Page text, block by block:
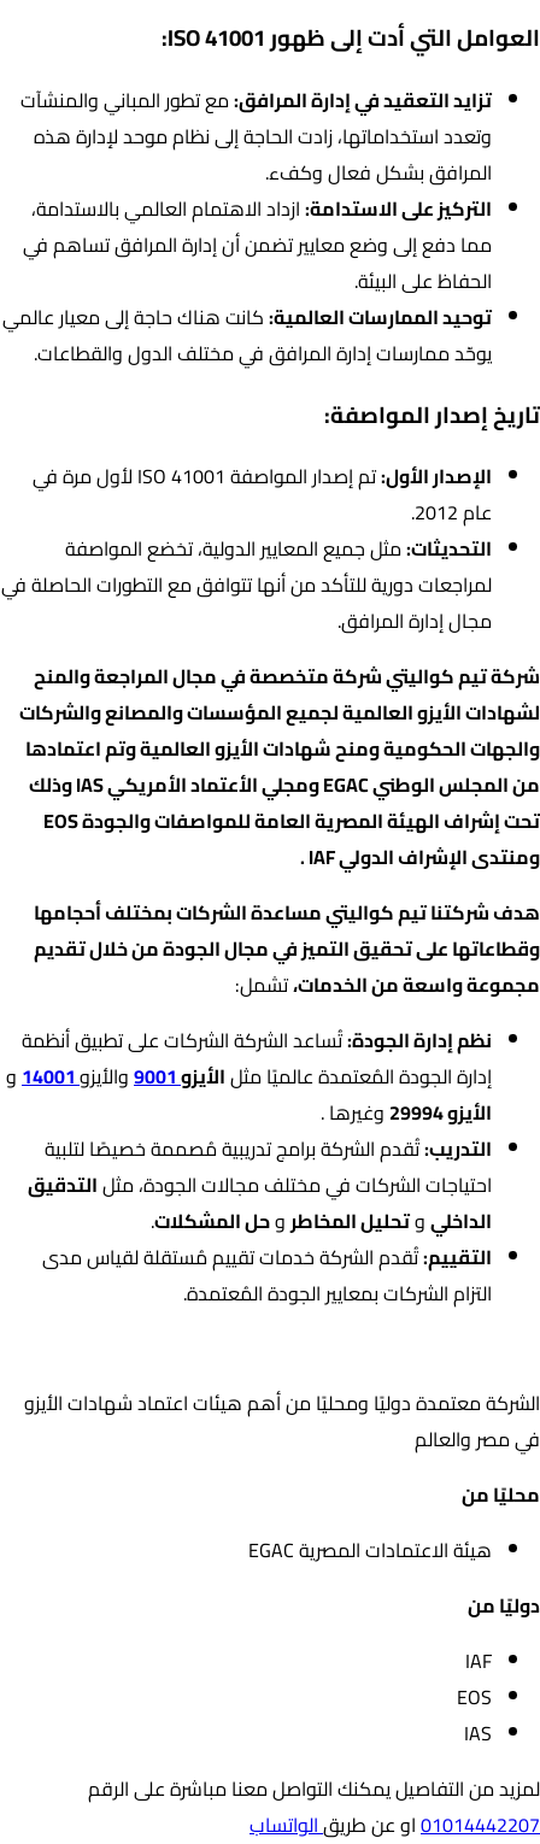
العوامل التي أدت إلى ظهور ISO 41001:
تزايد التعقيد في إدارة المرافق:مع تطور المباني والمنشآت
وتعدد استخداماتها، زادت الحاجة إلى نظام موحد لإدارة هذه
المرافق بشكل فعال وكفء.
التركيز على الاستدامة:ازداد الاهتمام العالمي بالاستدامة،
مما دفع إلى وضع معايير تضمن أن إدارة المرافق تساهم في
الحفاظ على البيئة.
توحيد الممارسات العالمية:كانت هناك حاجة إلى معيار عالمي
يوحّد ممارسات إدارة المرافق في مختلف الدول والقطاعات.
تاريخ إصدار المواصفة:
الإصدار الأول:
تم إصدار المواصفة ISO 41001 لأول مرة في
عام 2012.
التحديثات:مثل جميع المعايير الدولية، تخضع المواصفة
لمراجعات دورية للتأكد من أنها تتوافق مع التطورات الحاصلة في
مجال إدارة المرافق.
شركة تيم كواليتي شركة متخصصة في مجال المراجعة والمنح
لشهادات الأيزو العالمية لجميع المؤسسات والمصانع والشركات
والجهات الحكومية ومنح شهادات الأيزو العالمية وتم اعتمادها
من المجلس الوطني EGAC ومجلي الأعتماد الأمريكي IAS وذلك
تحت إشراف الهيئة المصرية العامة للمواصفات والجودة EOS
ومنتدى الإشراف الدولي IAF .
هدف شركتنا تيم كواليتي مساعدة الشركات بمختلف أحجامها
وقطاعاتها على تحقيق التميز في مجال الجودة من خلال تقديم
مجموعة واسعة من الخدمات،تشمل:
نظم إدارة الجودة:تُساعد الشركة الشركات على تطبيق أنظمة
إدارة الجودة المُعتمدة عالميًا مثلالأيزو9001والأيزو14001و
الأيزو 29994
وغيرها .
التدريب:تُقدم الشركة برامج تدريبية مُصممة خصيصًا لتلبية
احتياجات الشركات في مختلف مجالات الجودة، مثلالتدقيق
الداخليوتحليل المخاطروحل المشكلات.
التقييم:تُقدم الشركة خدمات تقييم مُستقلة لقياس مدى
التزام الشركات بمعايير الجودة المُعتمدة.
الشركة معتمدة دوليًا ومحليًا من أهم هيئات اعتماد شهادات الأيزو
في مصر والعالم
محليًا من
هيئة الاعتمادات المصرية EGAC
دوليًا من
IAF
EOS
IAS
لمزيد من التفاصيل يمكنك التواصل معنا مباشرة على الرقم
01014442207او عن طريقالواتساب